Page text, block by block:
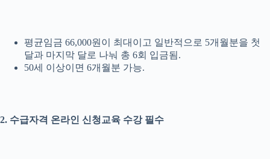
평균임금 66,000원이 최대이고 일반적으로 5개월분을 첫
달과 마지막 달로 나눠 총 6회 입금됨.
50세 이상이면 6개월분 가능.
2. 수급자격 온라인 신청교육 수강 필수